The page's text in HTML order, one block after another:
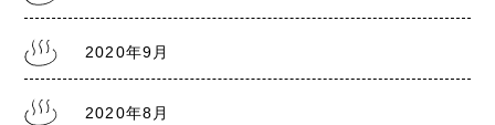
2020年9月
2020年8月